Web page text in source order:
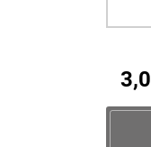
3,0